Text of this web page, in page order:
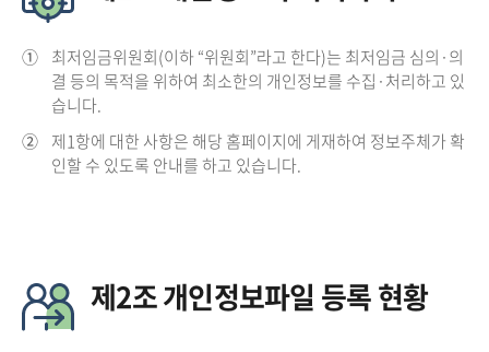
① 최저임금위원회(이하 “위원회”라고 한다)는 최저임금 심의·의
결 등의 목적을 위하여 최소한의 개인정보를 수집·처리하고 있
습니다.
② 제1항에 대한 사항은 해당 홈페이지에 게재하여 정보주체가 확
인할 수 있도록 안내를 하고 있습니다.
제2조 개인정보파일 등록 현황